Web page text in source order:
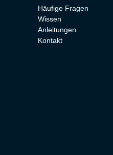
Häufige Fragen
Wissen
Anleitungen
Kontakt